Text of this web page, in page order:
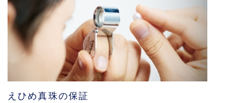
えひめ真珠の保証